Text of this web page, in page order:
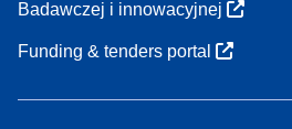
Badawczej i innowacyjnej
Funding & tenders portal